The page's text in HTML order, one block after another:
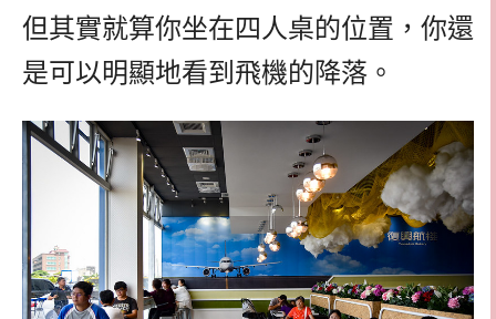
但其實就算你坐在四人桌的位置，你還
是可以明顯地看到飛機的降落。